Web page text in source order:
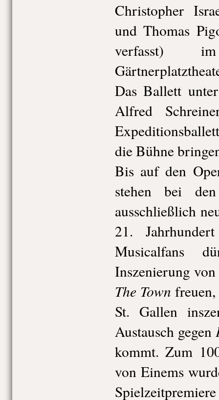
Christopher
und Thomas
verfasst)
Das Ballett
Alfred
die Bühne
Bis auf den
stehen bei
ausschließlich
21.
Musicalfans
Inszenierung
The Town
St. Gallen
Austausch gegen
kommt. Zum
von Einems